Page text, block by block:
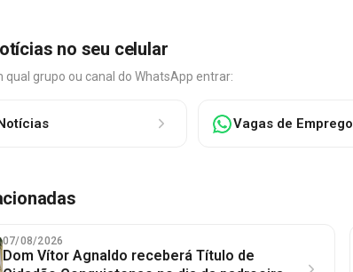
no seu celular
qual grupo ou canal do WhatsApp entrar:
Vagas de Emprego
07/08/2026
Dom Vítor Agnaldo receberá Título de